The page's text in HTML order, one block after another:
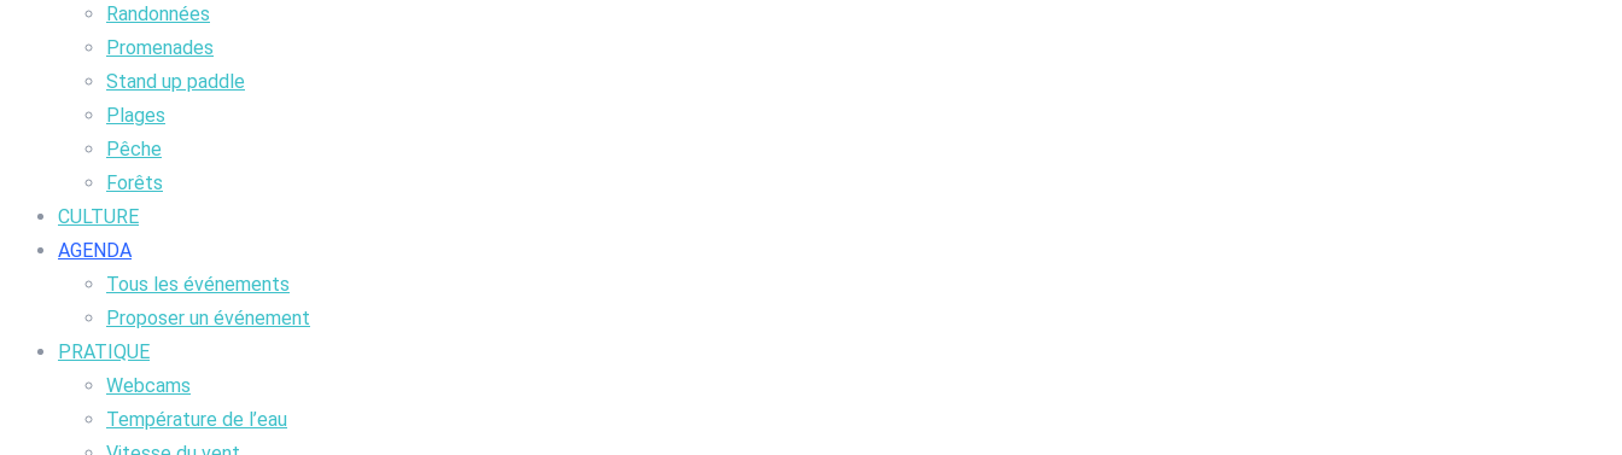
Randonnées
Promenades
Stand up paddle
Plages
Pêche
Forêts
CULTURE
AGENDA
Tous les événements
Proposer un événement
PRATIQUE
Webcams
Température de l’eau